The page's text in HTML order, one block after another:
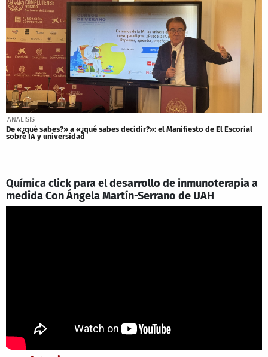
ANALISIS
De «¿qué sabes?» a «¿qué sabes decidir?»: el Manifiesto de El Escorial
sobre IA y universidad
Química click para el desarrollo de inmunoterapia a
medida Con Ángela Martín-Serrano de UAH